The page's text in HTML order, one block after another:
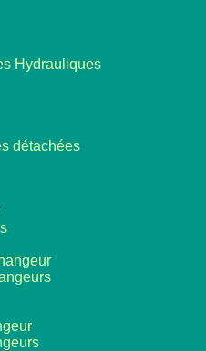
Hydrauliques
détachées